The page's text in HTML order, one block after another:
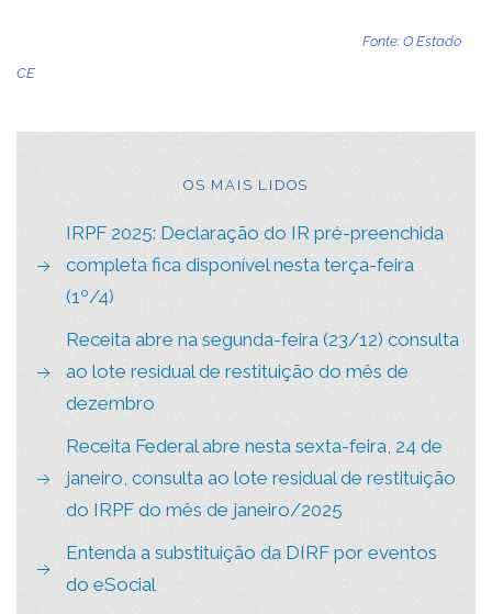
Fonte: O Estado
CE
OS MAIS LIDOS
IRPF 2025: Declaração do IR pré-preenchida
completa fica disponível nesta terça-feira
(1º/4)
Receita abre na segunda-feira (23/12) consulta
ao lote residual de restituição do mês de
dezembro
Receita Federal abre nesta sexta-feira, 24 de
janeiro, consulta ao lote residual de restituição
do IRPF do mês de janeiro/2025
Entenda a substituição da DIRF por eventos
do eSocial